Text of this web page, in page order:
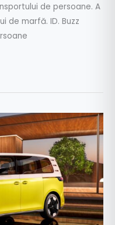
de persoane. A
de marfă. ID. Buzz